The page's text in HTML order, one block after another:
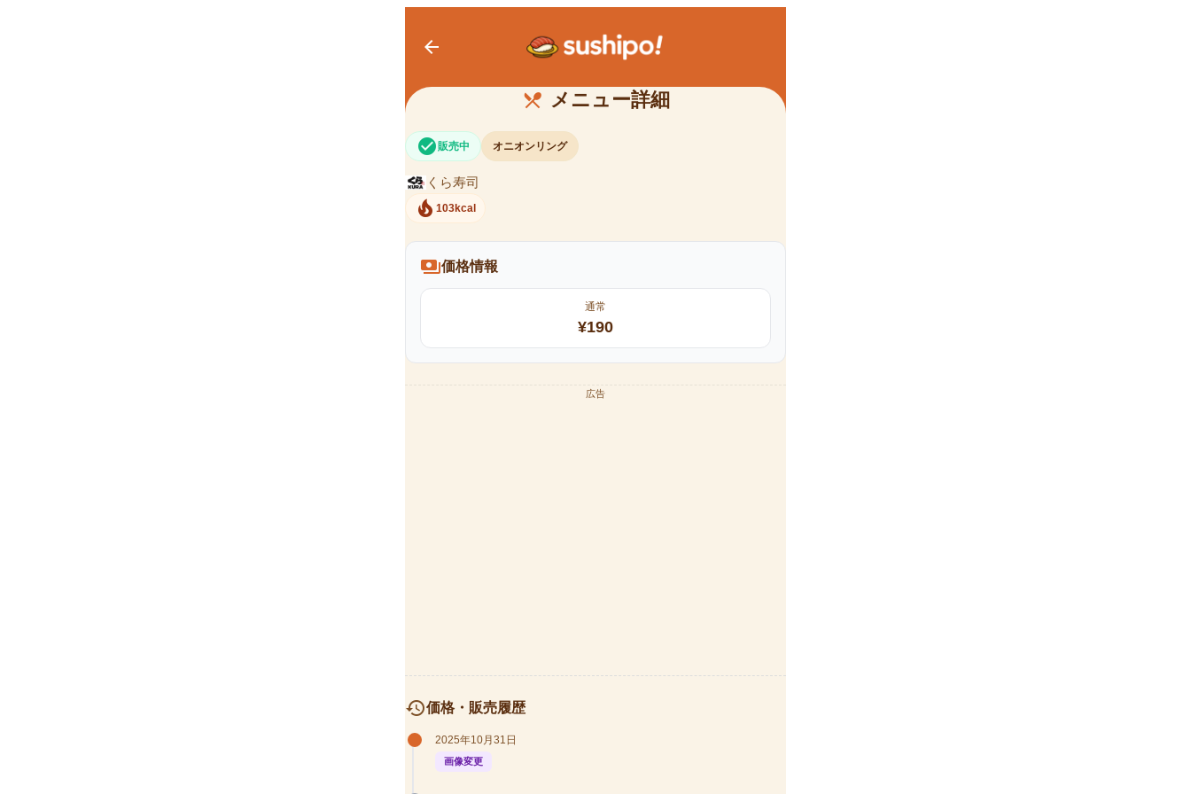
arrow_back
restaurant_menu メニュー詳細
オニオンリング
check_circle 販売中 オニオンリング
くら寿司
local_fire_department 103kcal
payments価格情報
通常
¥190
広告
history価格・販売履歴
2025年10月31日
画像変更